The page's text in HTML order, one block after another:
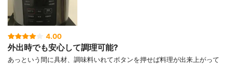
4.00
外出時でも安心して調理可能?
あっという間に具材、調味料いれてボタンを押せば料理が出来上がって